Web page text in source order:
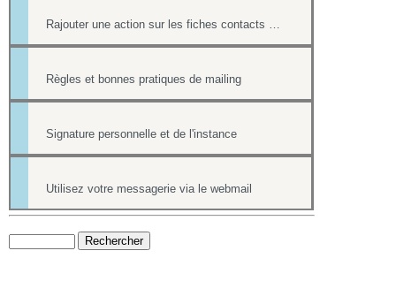
Rajouter une action sur les fiches contacts de chacun des destinataires d'un mailing
Règles et bonnes pratiques de mailing
Signature personnelle et de l'instance
Utilisez votre messagerie via le webmail